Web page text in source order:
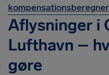
kompensationsberegner
Aflysninger i
Lufthavn –
gøre